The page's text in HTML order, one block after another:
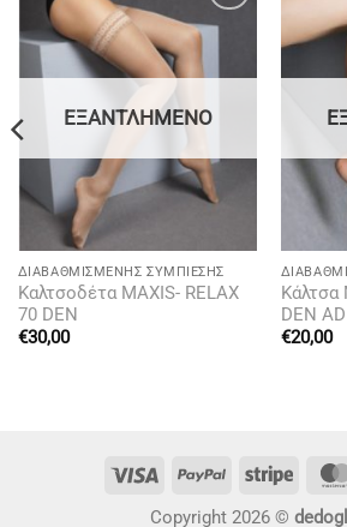
Add to
ΕΞΑΝΤΛΗΜΈΝΟ
ΔΙΑΒΑΘΜΙΣΜΈΝΗΣ ΣΥΜΠΊΕΣΗΣ
Καλτσοδέτα MAXIS- RELAX
70 DEN
€30,00
Κάλτσα
DEN AD
€20,00
Visa PayPal Stripe
Copyright 2026 ©